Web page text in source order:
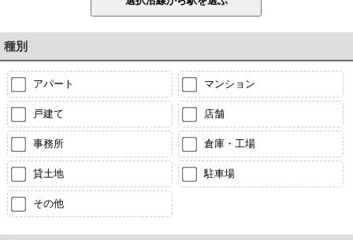
種別
アパート マンション
戸建て 店舗
事務所 倉庫・工場
貸土地 駐車場
その他